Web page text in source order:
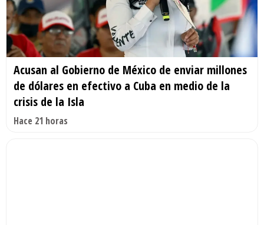
Acusan al Gobierno de México de enviar millones
de dólares en efectivo a Cuba en medio de la
crisis de la Isla
Hace 21 horas